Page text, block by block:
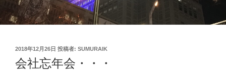
投
日:
2018年12月26日 投稿者: SUMURAIK
会社忘年会・・・